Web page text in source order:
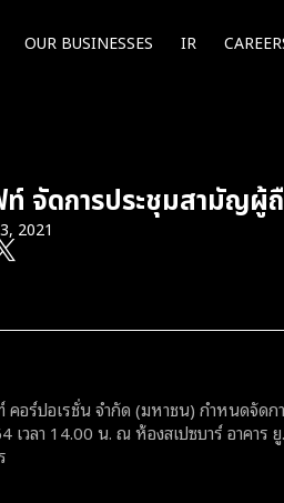
OUR BUSINESSES IR
ท์ จัดการประชุมสามัญผู้
2021
ท์ คอร์ปอเรชั่น จำกัด (มหาชน) กำหนดจั
เวลา 14.00 น. ณ ห้องสเปซบาร์ อาคาร